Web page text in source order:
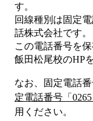
す。
回線種別は固定
話株式会社です。
この電話番号を
飯田松尾校のHP
なお、固定電話番
定電話番号「 0265
用ください。